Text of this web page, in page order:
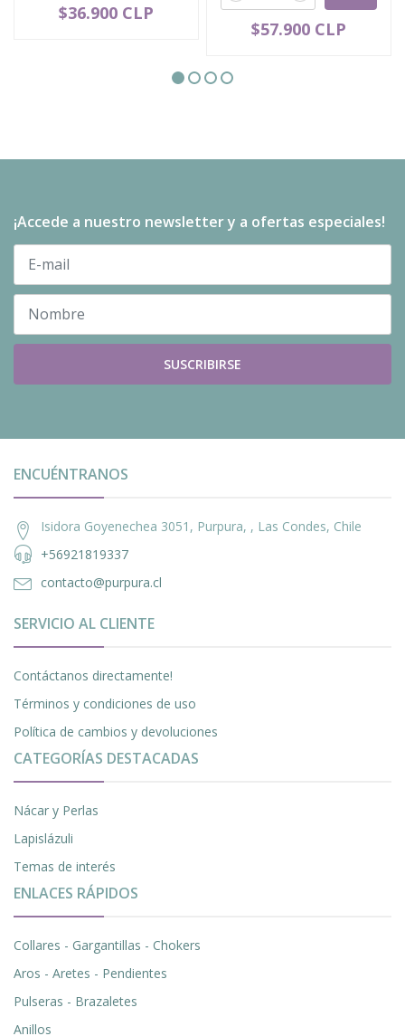
$36.900 CLP
$57.900 CLP
¡Accede a nuestro newsletter y a ofertas especiales!
SUSCRIBIRSE
ENCUÉNTRANOS
Isidora Goyenechea 3051, Purpura, , Las Condes, Chile
+56921819337
contacto@purpura.cl
SERVICIO AL CLIENTE
Contáctanos directamente!
Términos y condiciones de uso
Política de cambios y devoluciones
CATEGORÍAS DESTACADAS
Nácar y Perlas
Lapislázuli
Temas de interés
ENLACES RÁPIDOS
Collares - Gargantillas - Chokers
Aros - Aretes - Pendientes
Pulseras - Brazaletes
Anillos